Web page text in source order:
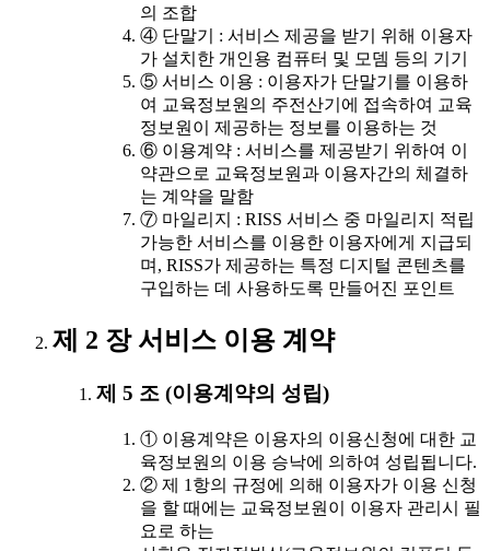
의 조합
④ 단말기 : 서비스 제공을 받기 위해 이용자
가 설치한 개인용 컴퓨터 및 모뎀 등의 기기
⑤ 서비스 이용 : 이용자가 단말기를 이용하
여 교육정보원의 주전산기에 접속하여 교육
정보원이 제공하는 정보를 이용하는 것
⑥ 이용계약 : 서비스를 제공받기 위하여 이
약관으로 교육정보원과 이용자간의 체결하
는 계약을 말함
⑦ 마일리지 : RISS 서비스 중 마일리지 적립
가능한 서비스를 이용한 이용자에게 지급되
며, RISS가 제공하는 특정 디지털 콘텐츠를
구입하는 데 사용하도록 만들어진 포인트
제 2 장 서비스 이용 계약
제 5 조 (이용계약의 성립)
① 이용계약은 이용자의 이용신청에 대한 교
육정보원의 이용 승낙에 의하여 성립됩니다.
② 제 1항의 규정에 의해 이용자가 이용 신청
을 할 때에는 교육정보원이 이용자 관리시 필
요로 하는